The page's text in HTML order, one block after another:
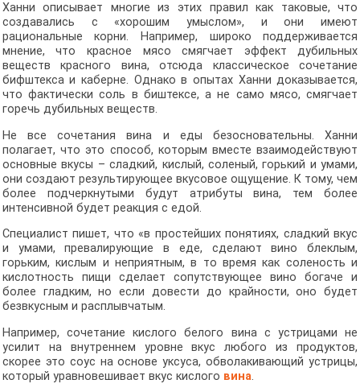
Ханни описывает многие из этих правил как таковые, что
создавались с «хорошим умыслом», и они имеют
рациональные корни. Например, широко поддерживается
мнение, что красное мясо смягчает эффект дубильных
веществ красного вина, отсюда классическое сочетание
бифштекса и каберне. Однако в опытах Ханни доказывается,
что фактически соль в биштексе, а не само мясо, смягчает
горечь дубильных веществ.
Не все сочетания вина и еды безосновательны. Ханни
полагает, что это способ, которым вместе взаимодействуют
основные вкусы – сладкий, кислый, соленый, горький и умами,
они создают результирующее вкусовое ощущение. К тому, чем
более подчеркнутыми будут атрибуты вина, тем более
интенсивной будет реакция с едой.
Специалист пишет, что «в простейших понятиях, сладкий вкус
и умами, превалирующие в еде, сделают вино блеклым,
горьким, кислым и неприятным, в то время как соленость и
кислотность пищи сделает сопутствующее вино богаче и
более гладким, но если довести до крайности, оно будет
безвкусным и расплывчатым.
Например, сочетание кислого белого вина с устрицами не
усилит на внутреннем уровне вкус любого из продуктов,
скорее это соус на основе уксуса, обволакивающий устрицы,
который уравновешивает вкус кислого вина.